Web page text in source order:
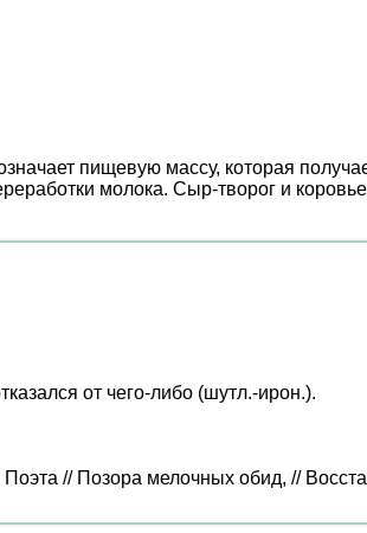
пищевую массу, которая
молока. Сыр-творог и
от чего-либо (шутл.-ирон.).
// Позора мелочных обид, //